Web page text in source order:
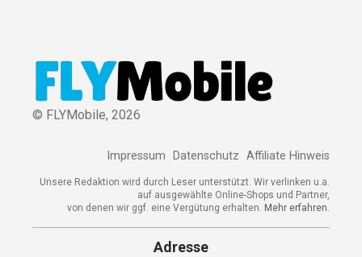
© FLYMobile, 2026
Impressum Datenschutz Affiliate Hinweis
Unsere Redaktion wird durch Leser unterstützt. Wir verlinken u.a.
auf ausgewählte Online-Shops und Partner,
von denen wir ggf. eine Vergütung erhalten. Mehr erfahren.
Adresse